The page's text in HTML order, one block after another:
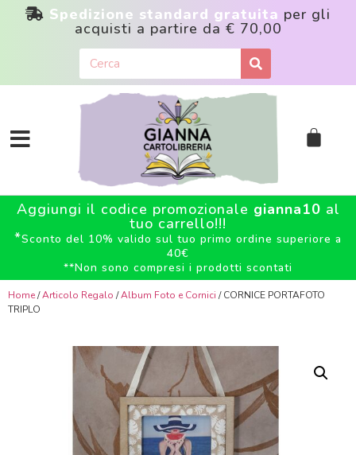
Spedizione standard gratuita per gli
acquisti a partire da € 70,00
Aggiungi il codice promozionale gianna10 al
tuo carrello!!!
*Sconto del 10% valido sul tuo primo ordine superiore a
40€
**Non sono compresi i prodotti scontati
Home/Articolo Regalo /Album Foto e Cornici / CORNICE PORTAFOTO
TRIPLO